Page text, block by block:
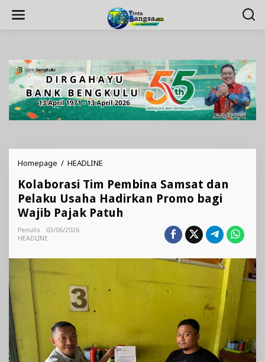
Homepage / HEADLINE
Pembina
Samsat
dan
Pelaku
bagi
Patuh
Kolaborasi Tim Pembina Samsat dan
Pelaku Usaha Hadirkan Promo bagi
Wajib Pajak Patuh
Penulis
03/06/2026
HEADLINE